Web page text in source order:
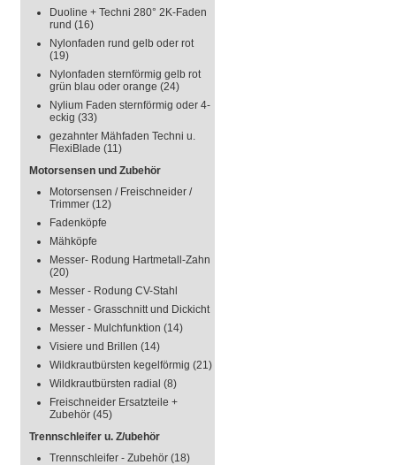
Duoline + Techni 280° 2K-Faden
rund (16)
Nylonfaden rund gelb oder rot
(19)
Nylonfaden sternförmig gelb rot
grün blau oder orange (24)
Nylium Faden sternförmig oder 4-
eckig (33)
gezahnter Mähfaden Techni u.
FlexiBlade (11)
Motorsensen und Zubehör
Motorsensen / Freischneider /
Trimmer (12)
Fadenköpfe
Mähköpfe
Messer- Rodung Hartmetall-Zahn
(20)
Messer - Rodung CV-Stahl
Messer - Grasschnitt und Dickicht
Messer - Mulchfunktion (14)
Visiere und Brillen (14)
Wildkrautbürsten kegelförmig (21)
Wildkrautbürsten radial (8)
Freischneider Ersatzteile +
Zubehör (45)
Trennschleifer u. Z/ubehör
Trennschleifer - Zubehör (18)